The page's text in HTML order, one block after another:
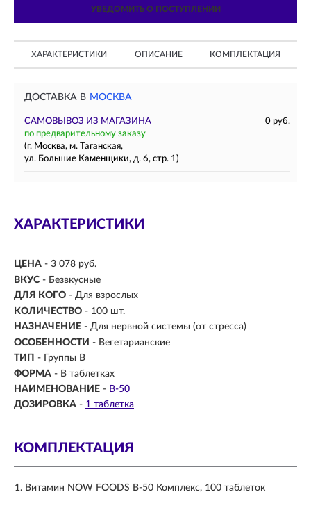
УВЕДОМИТЬ О ПОСТУПЛЕНИИ
ХАРАКТЕРИСТИКИ ОПИСАНИЕ КОМПЛЕКТАЦИЯ
ДОСТАВКА В МОСКВА
САМОВЫВОЗ ИЗ МАГАЗИНА
0 руб.
по предварительному заказу
(г. Москва, м. Таганская,
ул. Большие Каменщики, д. 6, стр. 1)
ХАРАКТЕРИСТИКИ
ЦЕНА - 3 078 руб.
ВКУС - Безвкусные
ДЛЯ КОГО - Для взрослых
КОЛИЧЕСТВО - 100 шт.
НАЗНАЧЕНИЕ - Для нервной системы (от стресса)
ОСОБЕННОСТИ - Вегетарианские
ТИП - Группы В
ФОРМА - В таблетках
НАИМЕНОВАНИЕ - B-50
ДОЗИРОВКА - 1 таблетка
КОМПЛЕКТАЦИЯ
Витамин NOW FOODS В-50 Комплекс, 100 таблеток